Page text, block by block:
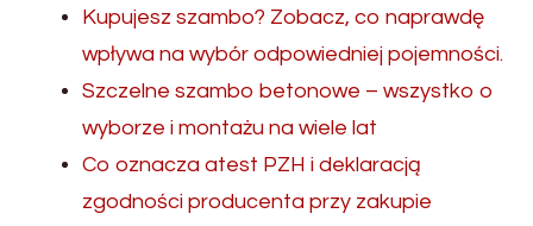
Kupujesz szambo? Zobacz, co naprawdę
wpływa na wybór odpowiedniej pojemności.
Szczelne szambo betonowe – wszystko o
wyborze i montażu na wiele lat
Co oznacza atest PZH i deklaracją
zgodności producenta przy zakupie